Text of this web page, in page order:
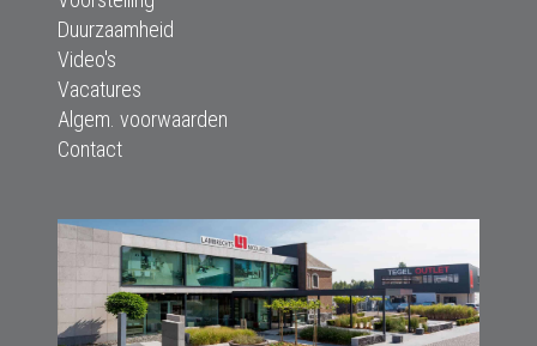
Duurzaamheid
Video's
Vacatures
Algem. voorwaarden
Contact